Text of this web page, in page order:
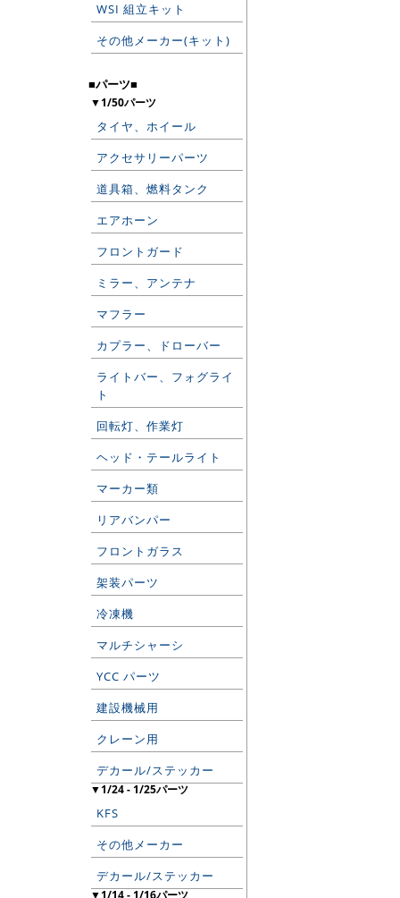
WSI 組立キット
その他メーカー(キット)
■パーツ■
▼1/50パーツ
タイヤ、ホイール
アクセサリーパーツ
道具箱、燃料タンク
エアホーン
フロントガード
ミラー、アンテナ
マフラー
カプラー、ドローバー
ライトバー、フォグライ
ト
回転灯、作業灯
ヘッド・テールライト
マーカー類
リアバンパー
フロントガラス
架装パーツ
冷凍機
マルチシャーシ
YCC パーツ
建設機械用
クレーン用
デカール/ステッカー
▼1/24 - 1/25パーツ
KFS
その他メーカー
デカール/ステッカー
▼1/14 - 1/16パーツ